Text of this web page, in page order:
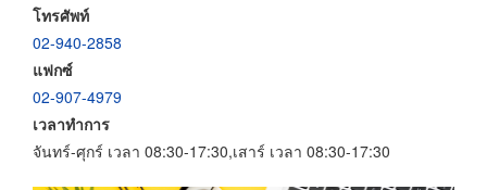
โทรศัพท์
02-940-2858
แฟกซ์
02-907-4979
เวลาทำการ
จันทร์-ศุกร์ เวลา 08:30-17:30,เสาร์ เวลา 08:30-17:30